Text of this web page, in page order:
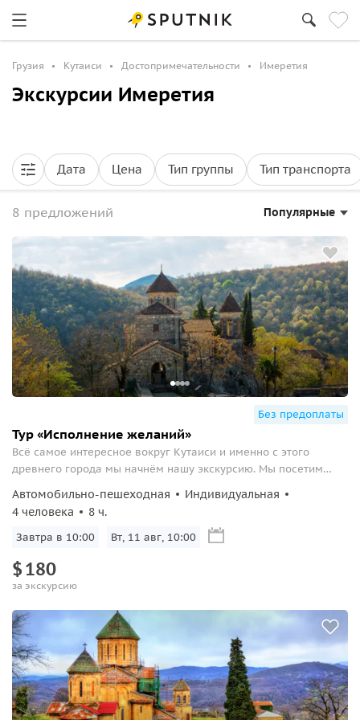
Грузия Кутаиси Достопримечательности Имеретия
Экскурсии Имеретия
Дата Цена Тип группы Тип транспорта
8 предложений Популярные
Без предоплаты
Тур «‎Исполнение желаний»
Всё самое интересное вокруг Кутаиси и именно с этого
древнего города мы начнём нашу экскурсию. Мы посетим
Автомобильно-пешеходная
Индивидуальная
4 человека
8 ч.
Завтра в 10:00 Вт, 11 авг, 10:00
$180
за экскурсию